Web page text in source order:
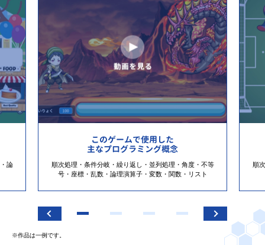
論
このゲームで使用した
主なプログラミング概念
順次処理・条件分岐・繰り返し・並列処理・角度・不等
号・座標・乱数・論理演算子・変数・関数・リスト
順
※作品は一例です。